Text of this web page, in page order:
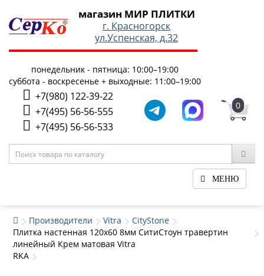
магазин МИР ПЛИТКИ
г. Красногорск
ул.Успенская, д.32
понедельник - пятница: 10:00–19:00
суббота - воскресенье + выходные: 11:00–19:00
+7(980) 122-39-22
+7(495) 56-56-555
+7(495) 56-56-533
0
МЕНЮ
Производители Vitra
CityStone
Плитка настенная 120x60 8мм СитиСтоун травертин
линейный Крем матовая Vitra
RKA